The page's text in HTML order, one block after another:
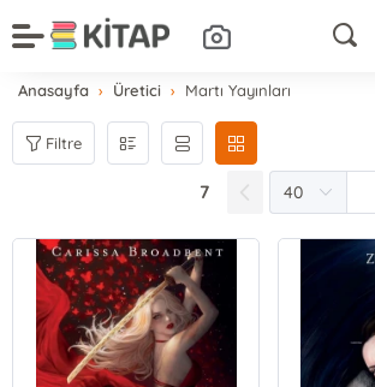
Anasayfa Üretici Martı Yayınları
Filtre
7